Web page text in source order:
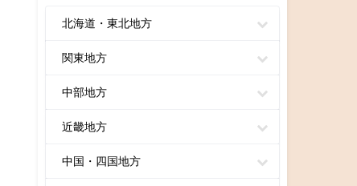
北海道・東北地方
関東地方
中部地方
近畿地方
中国・四国地方